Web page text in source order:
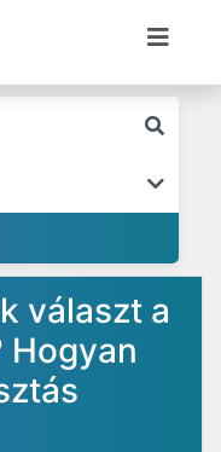
választ a
Hogyan